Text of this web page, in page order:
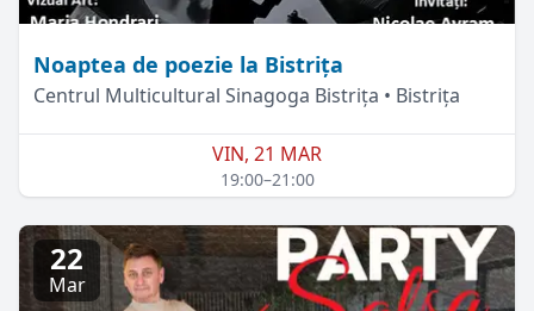
Noaptea de poezie la Bistrița
Centrul Multicultural Sinagoga Bistrița • Bistrița
VIN, 21 MAR
19:00–21:00
22
Mar